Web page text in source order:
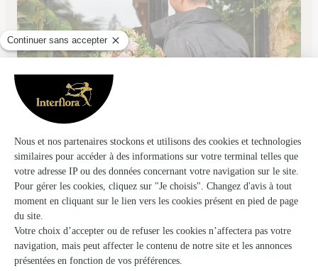
Eglantine Fleurs
Nancy
★★★★★4.7 (130)
48, rue Jeanne d'Arc
Voir la boutique